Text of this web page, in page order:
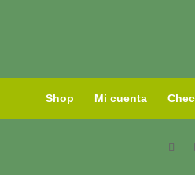
Shop Mi cuenta